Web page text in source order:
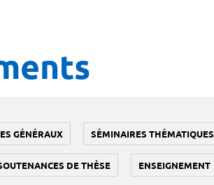
GÉNÉRAUX SÉMINAIRES THÉMATIQUES
DE THÈSE ENSEIGNEMENT